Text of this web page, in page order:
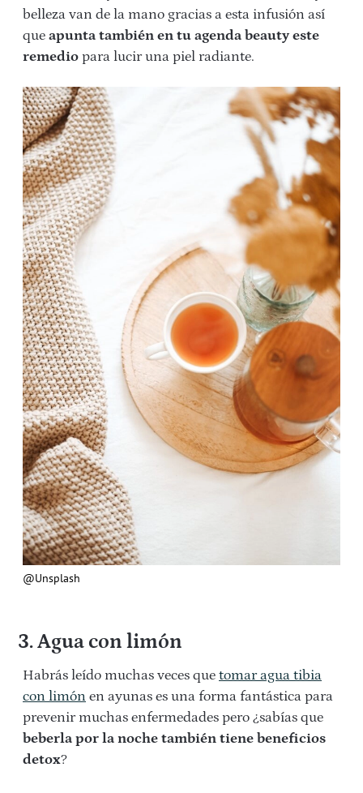
belleza van de la mano gracias a esta infusión así
que apunta también en tu agenda beauty este
remedio para lucir una piel radiante.
@Unsplash
3. Agua con limón
Habrás leído muchas veces que tomar agua tibia
con limón en ayunas es una forma fantástica para
prevenir muchas enfermedades pero ¿sabías que
beberla por la noche también tiene beneficios
detox?